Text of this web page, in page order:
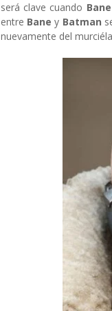
será clave cuando Bane
entre Baney Batman
nuevamente del